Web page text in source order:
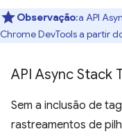
Observação:a API
Chrome DevTools a partir
API Async Stack
Sem a inclusão de
rastreamentos de